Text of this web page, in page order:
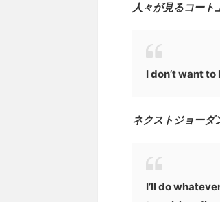
人々が見るコート
I don’t want
ネクストジョーダ
I’ll do